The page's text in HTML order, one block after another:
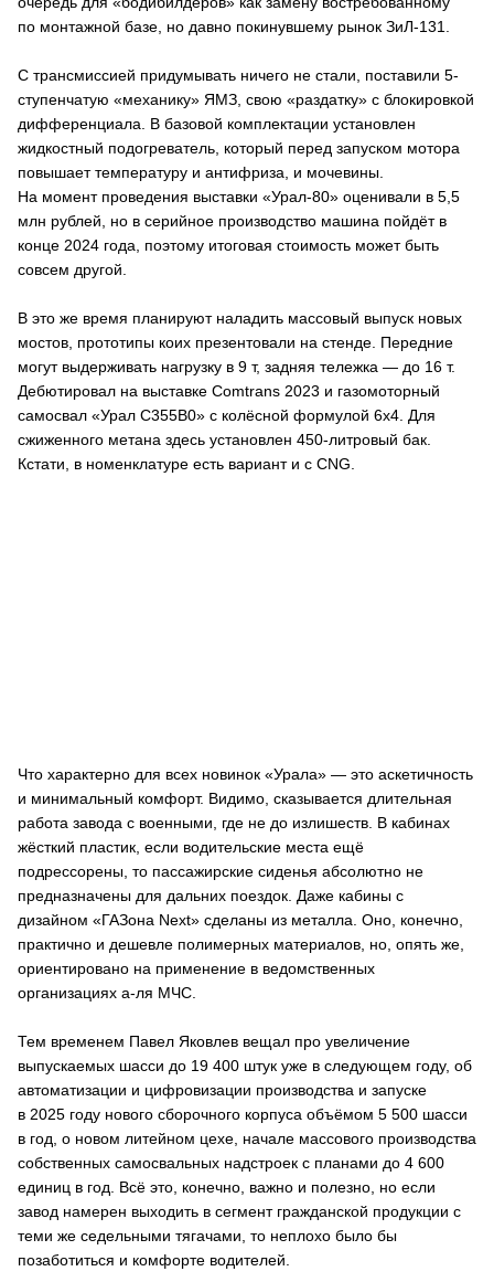
по монтажной базе, но давно покинувшему рынок ЗиЛ-131.
С трансмиссией придумывать ничего не стали, поставили 5-
ступенчатую «механику» ЯМЗ, свою «раздатку» с блокировкой
дифференциала. В базовой комплектации установлен
жидкостный подогреватель, который перед запуском мотора
повышает температуру и антифриза, и мочевины.
На момент проведения выставки «Урал-80» оценивали в 5,5
млн рублей, но в серийное производство машина пойдёт в
конце 2024 года, поэтому итоговая стоимость может быть
совсем другой.
В это же время планируют наладить массовый выпуск новых
мостов, прототипы коих презентовали на стенде. Передние
могут выдерживать нагрузку в 9 т, задняя тележка — до 16 т.
Дебютировал на выставке Comtrans 2023 и газомоторный
самосвал «Урал С355B0» с колёсной формулой 6х4. Для
сжиженного метана здесь установлен 450-литровый бак.
Кстати, в номенклатуре есть вариант и с CNG.
Что характерно для всех новинок «Урала» — это аскетичность
и минимальный комфорт. Видимо, сказывается длительная
работа завода с военными, где не до излишеств. В кабинах
жёсткий пластик, если водительские места ещё
подрессорены, то пассажирские сиденья абсолютно не
предназначены для дальних поездок. Даже кабины с
дизайном «ГАЗона Next» сделаны из металла. Оно, конечно,
практично и дешевле полимерных материалов, но, опять же,
ориентировано на применение в ведомственных
организациях а-ля МЧС.
Тем временем Павел Яковлев вещал про увеличение
выпускаемых шасси до 19 400 штук уже в следующем году, об
автоматизации и цифровизации производства и запуске
в 2025 году нового сборочного корпуса объёмом 5 500 шасси
в год, о новом литейном цехе, начале массового производства
собственных самосвальных надстроек с планами до 4 600
единиц в год. Всё это, конечно, важно и полезно, но если
завод намерен выходить в сегмент гражданской продукции с
теми же седельными тягачами, то неплохо было бы
позаботиться и комфорте водителей.